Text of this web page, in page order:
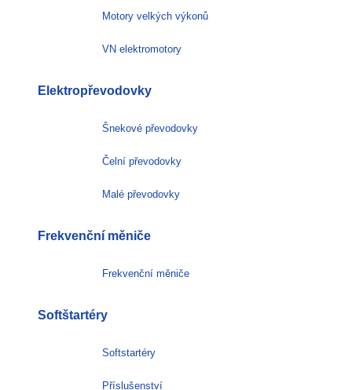
Motory velkých výkonů
VN elektromotory
Elektropřevodovky
Šnekové převodovky
Čelní převodovky
Malé převodovky
Frekvenční měniče
Frekvenční měniče
Softštartéry
Softstartéry
Příslušenství